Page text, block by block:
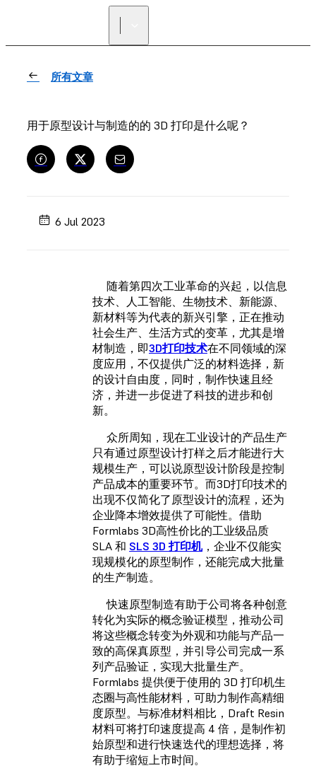
所有文章
用于原型设计与制造的的 3D 打印是什么呢？
6 Jul 2023
随着第四次工业革命的兴起， 以信息
技术、人工智能、生物技术、新能源、
新材料等为代表的新兴引擎， 正在推动
社会生产、生活方式的变革， 尤其是增
材制造，即3D打印技术在不同领域的深
度应用，不仅提供广泛的材料选择，新
的设计自由度，同时，制作快速且经
济，并进一步促进了科技的进步和创
新。
众所周知，现在工业设计的产品生产
只有通过原型设计打样之后才能进行大
规模生产，可以说原型设计阶段是控制
产品成本的重要环节。而3D打印技术的
出现不仅简化了原型设计的流程，还为
企业降本增效提供了可能性。借助
Formlabs 3D高性价比的工业级品质
SLA 和 SLS 3D 打印机，企业不仅能实
现规模化的原型制作，还能完成大批量
的生产制造。
快速原型制造有助于公司将各种创意
转化为实际的概念验证模型，推动公司
将这些概念转变为外观和功能与产品一
致的高保真原型，并引导公司完成一系
列产品验证，实现大批量生产。
Formlabs 提供便于使用的 3D 打印机生
态圈与高性能材料，可助力制作高精细
度原型。与标准材料相比，Draft Resin
材料可将打印速度提高 4 倍，是制作初
始原型和进行快速迭代的理想选择，将
有助于缩短上市时间。